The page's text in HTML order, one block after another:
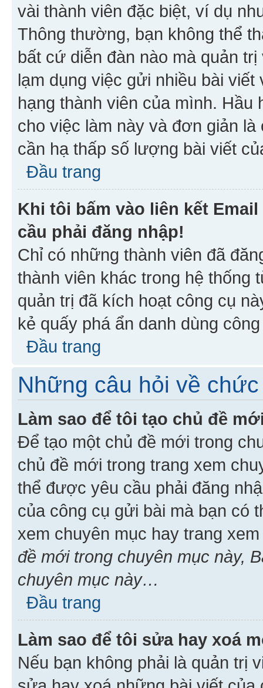
vài thành viên đặc biệt, ví dụ
Thông thường, bạn không thể
bất cứ diễn đàn nào mà quản
lạm dụng việc gửi nhiều bài
hạng thành viên của mình. Hầu
cho việc làm này và đơn giản
cần hạ thấp số lượng bài viết
Đầu trang
Khi tôi bấm vào liên kết
cầu phải đăng nhập!
Chỉ có những thành viên đã
thành viên khác trong hệ thống
quản trị đã kích hoạt công cụ
kẻ quấy phá ẩn danh dùng
Đầu trang
Những câu hỏi về
Làm sao để tôi tạo chủ đề
Để tạo một chủ đề mới trong
chủ đề mới trong trang xem
thể được yêu cầu phải đăng
của công cụ gửi bài mà bạn có
xem chuyên mục hay trang
đề mới trong chuyên mục này,
chuyên mục này…
Đầu trang
Làm sao để tôi sửa hay xoá
Nếu bạn không phải là quản trị